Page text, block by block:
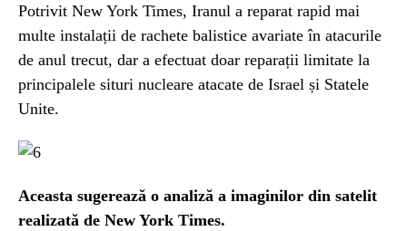
Potrivit New York Times, Iranul a reparat rapid mai
multe instalații de rachete balistice avariate în atacurile
de anul trecut, dar a efectuat doar reparații limitate la
principalele situri nucleare atacate de Israel și Statele
Unite.
Aceasta sugerează o analiză a imaginilor din satelit
realizată de New York Times.